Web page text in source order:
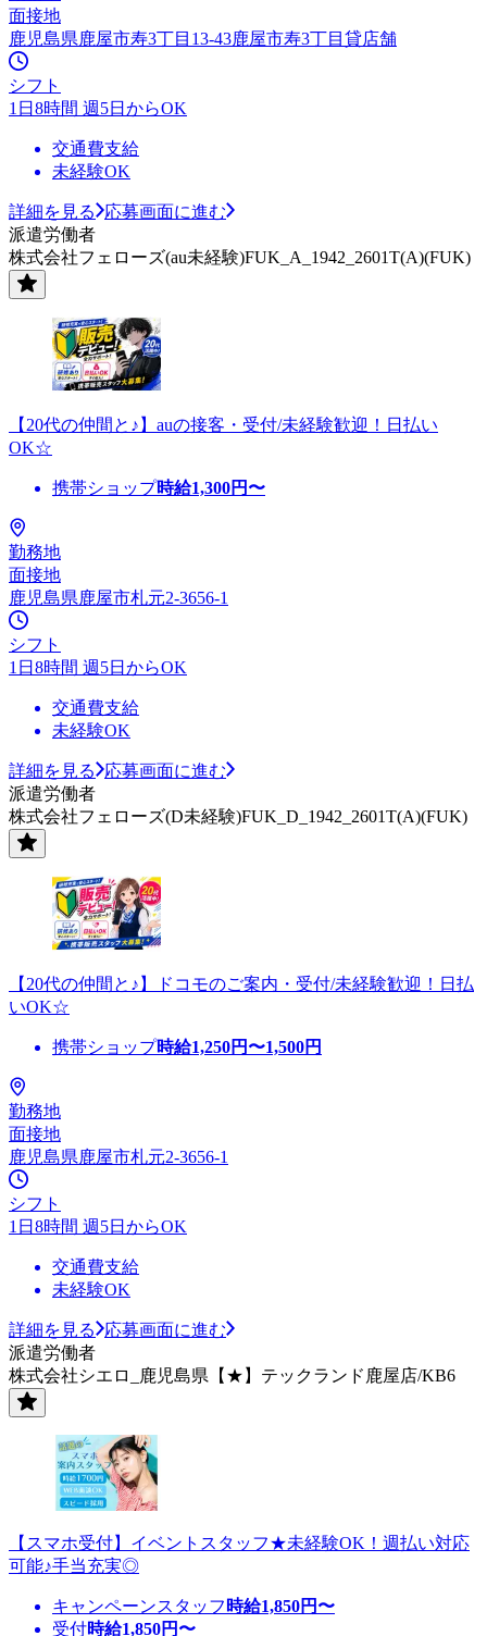
面接地
鹿児島県鹿屋市寿3丁目13-43鹿屋市寿3丁目貸店舗
シフト
1日8時間 週5日からOK
交通費支給
未経験OK
詳細を見る
応募画面に進む
派遣労働者
株式会社フェローズ(au未経験)FUK_A_1942_2601T(A)(FUK)
【20代の仲間と♪】auの接客・受付/未経験歓迎！日払い
OK☆
携帯ショップ時給1,300円〜
勤務地
面接地
鹿児島県鹿屋市札元2-3656-1
シフト
1日8時間 週5日からOK
交通費支給
未経験OK
詳細を見る
応募画面に進む
派遣労働者
株式会社フェローズ(D未経験)FUK_D_1942_2601T(A)(FUK)
【20代の仲間と♪】ドコモのご案内・受付/未経験歓迎！日払
いOK☆
携帯ショップ時給1,250円〜1,500円
勤務地
面接地
鹿児島県鹿屋市札元2-3656-1
シフト
1日8時間 週5日からOK
交通費支給
未経験OK
詳細を見る
応募画面に進む
派遣労働者
株式会社シエロ_鹿児島県【★】テックランド鹿屋店/KB6
【スマホ受付】イベントスタッフ★未経験OK！週払い対応
可能♪手当充実◎
キャンペーンスタッフ 時給1,850円〜
受付時給1,850円〜